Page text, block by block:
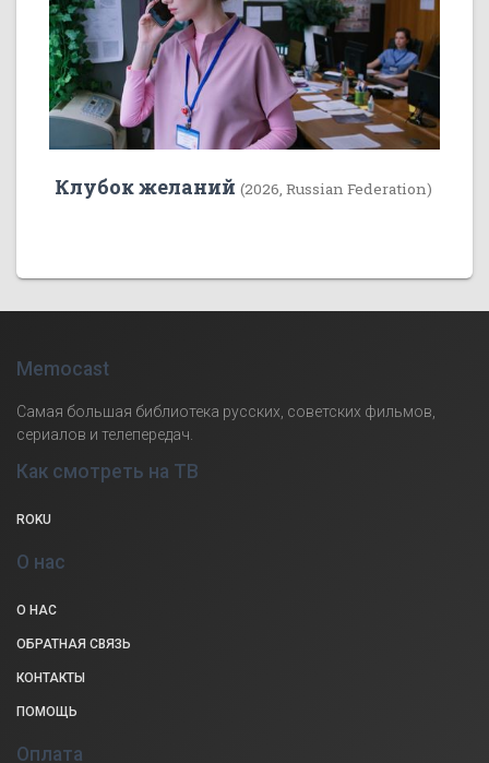
Клубок желаний (2026, Russian Federation)
Memocast
Самая большая библиотека русских, советских фильмов,
сериалов и телепередач.
Как смотреть на ТВ
ROKU
О нас
О НАС
ОБРАТНАЯ СВЯЗЬ
КОНТАКТЫ
ПОМОЩЬ
Оплата